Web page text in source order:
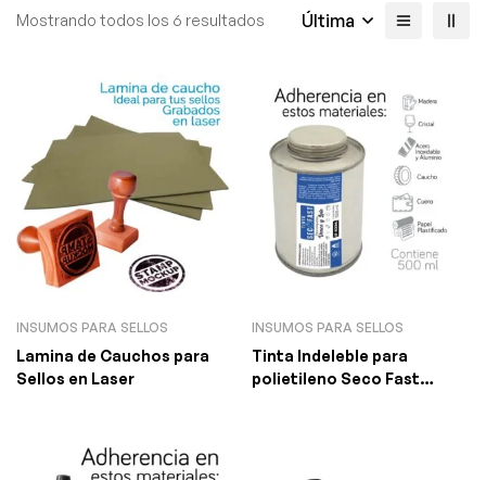
Mostrando todos los 6 resultados Última
INSUMOS PARA SELLOS
Lamina de Cauchos para
Sellos en Laser
INSUMOS PARA SELLOS
Tinta Indeleble para
polietileno Seco Fast